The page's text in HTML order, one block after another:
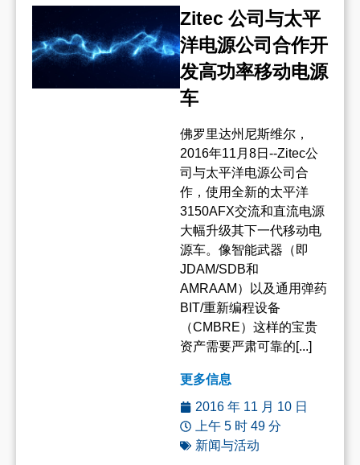
Zitec 公司与太平
洋电源公司合作开
发高功率移动电源
车
佛罗里达州尼斯维尔，
2016年11月8日--Zitec公
司与太平洋电源公司合
作，使用全新的太平洋
3150AFX交流和直流电源
大幅升级其下一代移动电
源车。像智能武器（即
JDAM/SDB和
AMRAAM）以及通用弹药
BIT/重新编程设备
（CMBRE）这样的宝贵
资产需要严肃可靠的[...]
更多信息
2016 年 11 月 10 日
上午 5 时 49 分
新闻与活动